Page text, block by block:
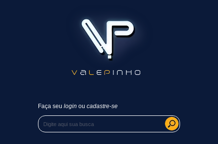
Faça seu login ou cadastre-se